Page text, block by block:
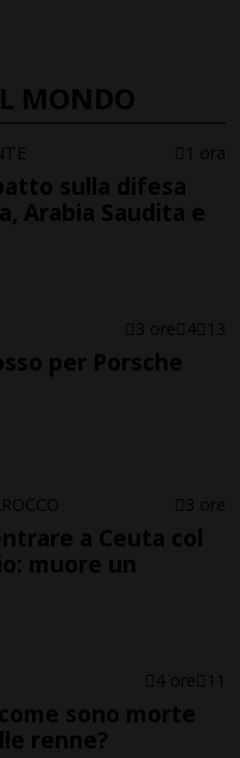
MONDO
1 ora
sulla difesa
Arabia Saudita e
3 ore 4 13
per Porsche
3 ore
a Ceuta col
muore un
4 ore 11
sono morte
renne?